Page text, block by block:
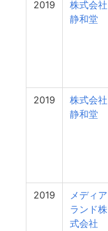
2019
株式会社
静和堂
2019
株式会社
静和堂
2019
メディア
ランド株
式会社